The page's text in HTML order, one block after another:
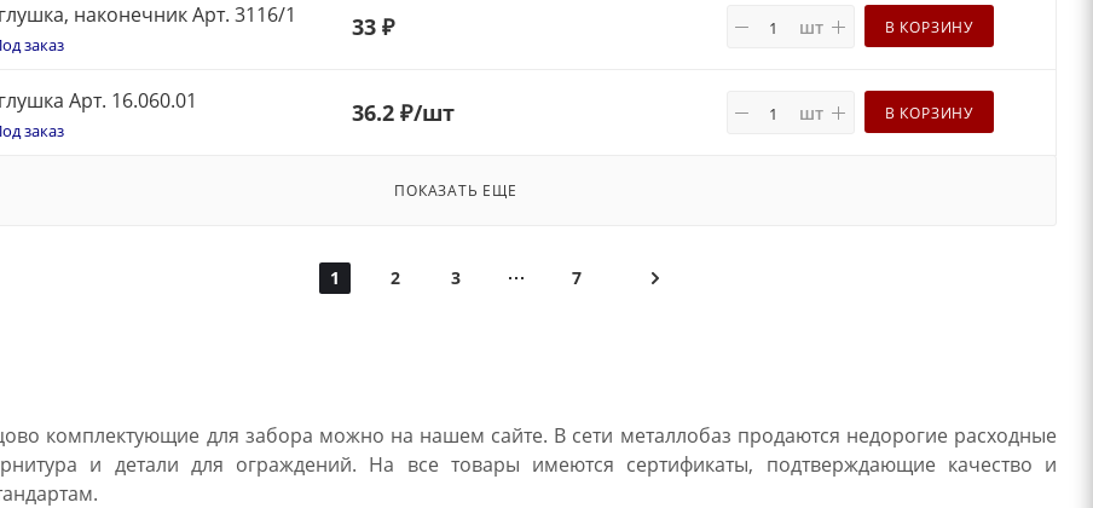
наконечник Арт. 3116/1
заказ
33 ₽ шт В КОРЗИНУ
Арт. 16.060.01
заказ
36.2 ₽/шт шт В КОРЗИНУ
ПОКАЗАТЬ ЕЩЕ
1 2 3 7
комплектующие для забора можно на нашем сайте. В сети металлобаз продаются недорогие расходные
и детали для ограждений. На все товары имеются сертификаты, подтверждающие качество и